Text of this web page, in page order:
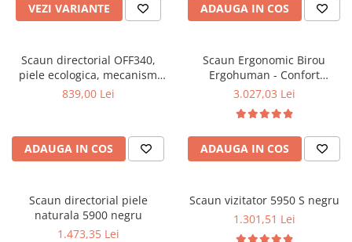
Mobila camera copii
Saltele patuturi copii
Paturi copii
Masa si scaune gradinita
VEZI VARIANTE ADAUGA IN COS
Scaun directorial OFF340,
piele ecologica, mecanism
balans, robust, rabatabil 180
839,00 Lei
ADAUGA IN COS
Scaun Ergonomic Birou
Ergohuman - Confort
Premium, Reglaje Inteligente
Performanta la Birou
3.027,03 Lei
ADAUGA IN COS
Scaun directorial piele
naturala 5900 negru
1.473,35 Lei
Scaun vizitator 5950 S negru
1.301,51 Lei